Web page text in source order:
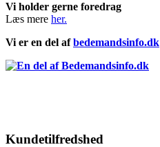
Vi holder gerne foredrag
Læs mere her.
Vi er en del afbedemandsinfo.dk
Kundetilfredshed